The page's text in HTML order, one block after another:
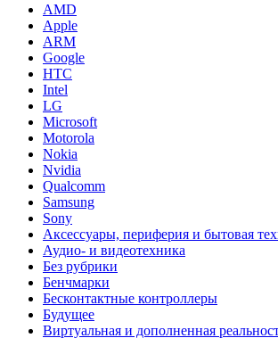
AMD
Apple
ARM
Google
HTC
Intel
LG
Microsoft
Motorola
Nokia
Nvidia
Qualcomm
Samsung
Sony
Аксессуары, периферия и бытовая
Аудио- и видеотехника
Без рубрики
Бенчмарки
Бесконтактные контроллеры
Будущее
Виртуальная и дополненная